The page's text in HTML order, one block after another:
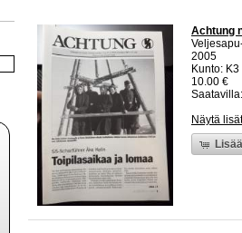
Achtung
2005
Kunto:
10.00 €
Näytä